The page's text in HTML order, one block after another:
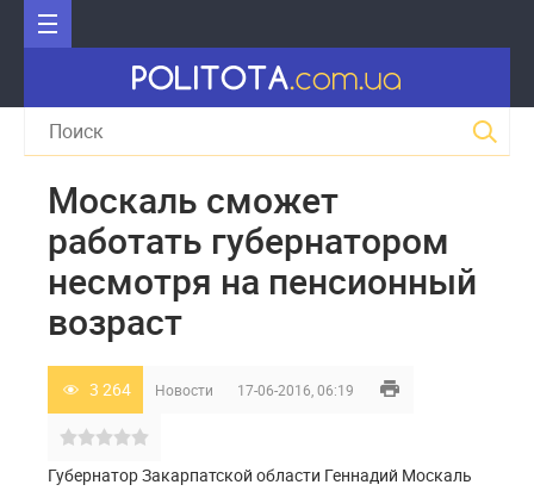
Москаль сможет
работать губернатором
несмотря на пенсионный
возраст
3 264 Новости 17-06-2016, 06:19
Губернатор Закарпатской области Геннадий Москаль